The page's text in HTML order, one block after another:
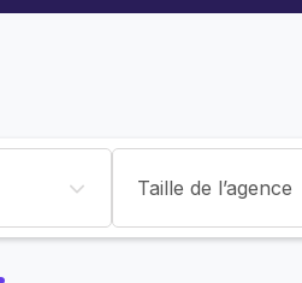
Taille de l’agence